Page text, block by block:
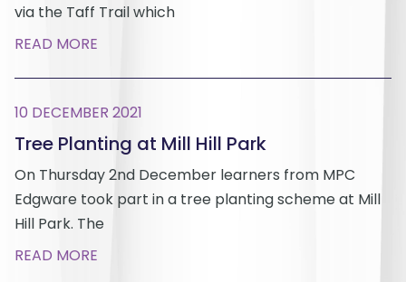
via the Taff Trail which
READ MORE
10 DECEMBER 2021
Tree Planting at Mill Hill Park
On Thursday 2nd December learners from MPC
Edgware took part in a tree planting scheme at Mill
Hill Park. The
READ MORE